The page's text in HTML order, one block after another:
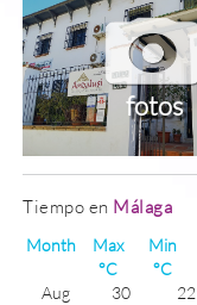
fotos
Tiempo en Málaga
Month
Max
°C
Min
°C
Aug
30 22